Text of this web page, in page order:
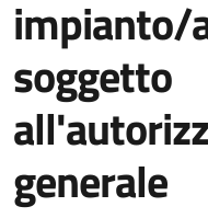
soggetto
generale